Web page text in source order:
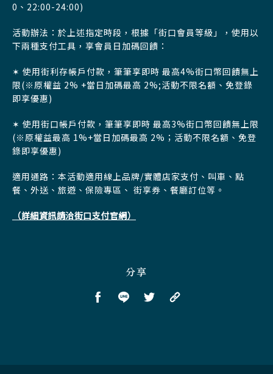
0、22:00-24:00)
活動辦法：於上述指定時段，根據「街口會員等級」，使用以
下兩種支付工具，享會員日加碼回饋：
✶ 使用街利存帳戶付款，筆筆享即時 最高4%街口幣回饋無上
限(※原權益 2% +當日加碼最高 2%;活動不限名額、免登錄
即享優惠)
✶ 使用街口帳戶付款，筆筆享即時 最高3%街口幣回饋無上限
(※原權益最高 1%+當日加碼最高 2%；活動不限名額、免登
錄即享優惠)
適用通路：本活動適用線上品牌/實體店家支付、叫車、點
餐、外送、旅遊、保險專區、 街享券、餐廳訂位等。
（詳細資訊請洽街口支付官網）
分享